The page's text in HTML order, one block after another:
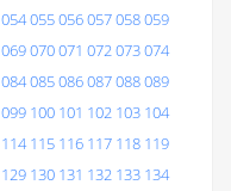
054055056057058059
069070071 072073074
084085086087088089
099 100 101 102 103 104
114 115 116 117 118 119
129 130 131 132 133 134